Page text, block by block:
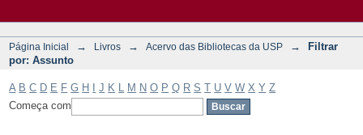
Página Inicial → Livros → Acervo das Bibliotecas da USP →
Filtrar
por: Assunto
A B C D E F G H J K M N O P Q R S T U V W X Y Z
Começa com